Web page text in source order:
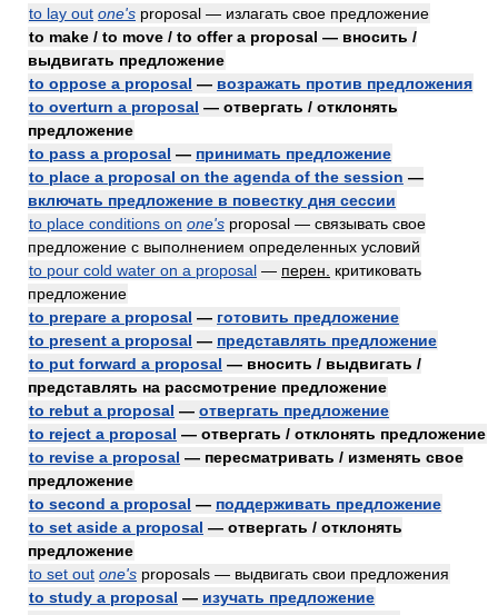
to lay out one's proposal — излагать свое предложение
to make / to move / to offer a proposal — вносить /
выдвигать предложение
to oppose a proposal — возражать против предложения
to overturn a proposal — отвергать / отклонять
предложение
to pass a proposal — принимать предложение
to place a proposal on the agenda of the session —
включать предложение в повестку дня сессии
to place conditions on one's proposal — связывать свое
предложение с выполнением определенных условий
to pour cold water on a proposal — перен.
критиковать
предложение
to prepare a proposal — готовить предложение
to present a proposal — представлять предложение
to put forward a proposal — вносить / выдвигать /
представлять на рассмотрение предложение
to rebut a proposal — отвергать предложение
to reject a proposal — отвергать / отклонять предложение
to revise a proposal — пересматривать / изменять свое
предложение
to second a proposal — поддерживать предложение
to set aside a proposal — отвергать / отклонять
предложение
to set out one's proposals — выдвигать свои предложения
to study a proposal — изучать предложение